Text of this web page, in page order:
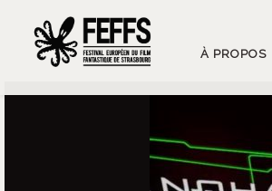
À PROPOS